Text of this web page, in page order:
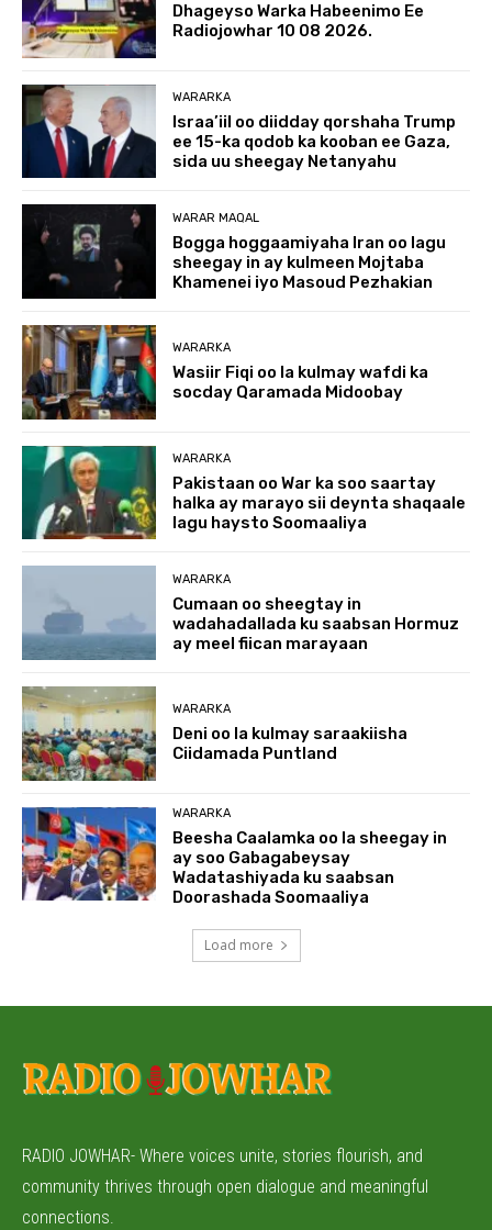
Dhageyso Warka Habeenimo Ee
Radiojowhar 10 08 2026.
WARARKA
Israa’iil oo diidday qorshaha Trump
ee 15-ka qodob ka kooban ee Gaza,
sida uu sheegay Netanyahu
WARAR MAQAL
Bogga hoggaamiyaha Iran oo lagu
sheegay in ay kulmeen Mojtaba
Khamenei iyo Masoud Pezhakian
WARARKA
Wasiir Fiqi oo la kulmay wafdi ka
socday Qaramada Midoobay
WARARKA
Pakistaan oo War ka soo saartay
halka ay marayo sii deynta shaqaale
lagu haysto Soomaaliya
WARARKA
Cumaan oo sheegtay in
wadahadallada ku saabsan Hormuz
ay meel fiican marayaan
WARARKA
Deni oo la kulmay saraakiisha
Ciidamada Puntland
WARARKA
Beesha Caalamka oo la sheegay in
ay soo Gabagabeysay
Wadatashiyada ku saabsan
Doorashada Soomaaliya
Load more
RADIO JOWHAR- Where voices unite, stories flourish, and
community thrives through open dialogue and meaningful
connections.